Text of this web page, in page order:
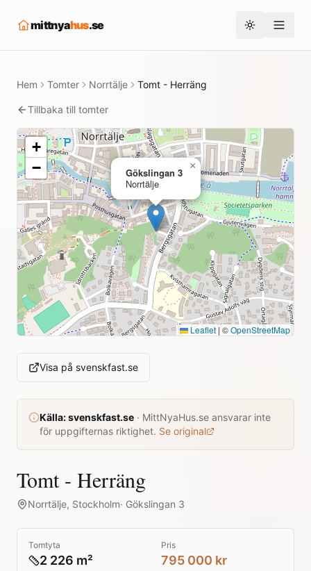
mittnyahus.se Toggle theme
Hem Tomter Norrtälje Tomt - Herräng
Tillbaka till tomter
Gökslingan 3
Norrtälje
×
+
−
Leaflet | ©OpenStreetMap
Visa på svenskfast.se
Källa:svenskfast.se · MittNyaHus.se ansvarar inte
för uppgifternas riktighet. Se original
Tomt - Herräng
Norrtälje, Stockholm· Gökslingan 3
Tomtyta
2 226 m²
Pris
795 000 kr